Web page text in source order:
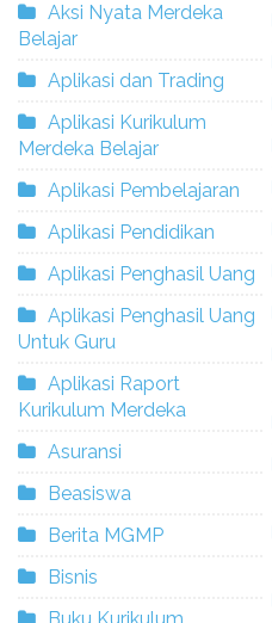
Aksi Nyata Merdeka
Belajar
Aplikasi dan Trading
Aplikasi Kurikulum
Merdeka Belajar
Aplikasi Pembelajaran
Aplikasi Pendidikan
Aplikasi Penghasil Uang
Aplikasi Penghasil Uang
Untuk Guru
Aplikasi Raport
Kurikulum Merdeka
Asuransi
Beasiswa
Berita MGMP
Bisnis